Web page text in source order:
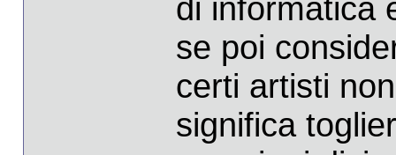
di informatica
se poi
certi artisti
significa